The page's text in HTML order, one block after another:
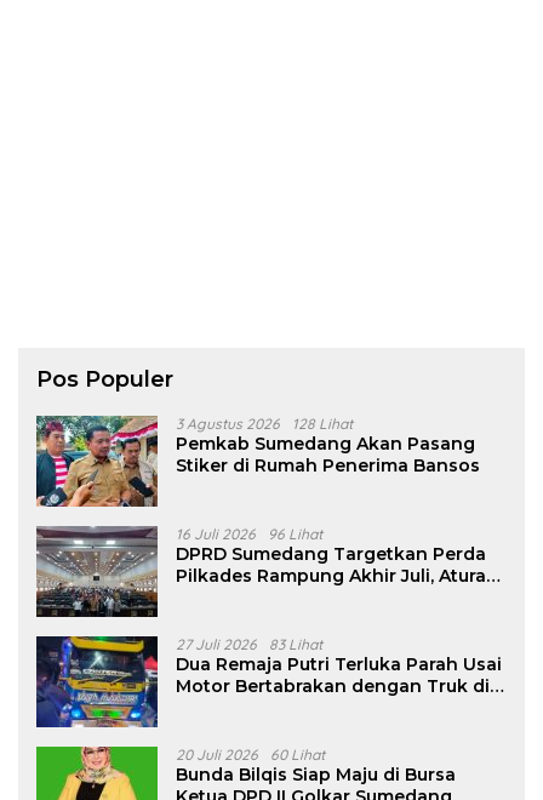
Pos Populer
3 Agustus 2026 128 Lihat
Pemkab Sumedang Akan Pasang
Stiker di Rumah Penerima Bansos
16 Juli 2026 96 Lihat
DPRD Sumedang Targetkan Perda
Pilkades Rampung Akhir Juli, Aturan
27 Juli 2026 83 Lihat
Dua Remaja Putri Terluka Parah Usai
Motor Bertabrakan dengan Truk di
20 Juli 2026 60 Lihat
Bunda Bilqis Siap Maju di Bursa